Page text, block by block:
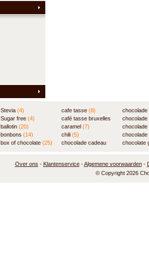
Stevia (4)
Sugar free (4)
ballotin (20)
bonbons (14)
box of chocolate (25)
cafe tasse (8)
café tasse bruxelles
(8)
caramel (7)
chili (5)
chocolade cadeau
(7)
chocolate
Over ons - Klantenservice-Algemene voorwaarden-
© Copyright 2026